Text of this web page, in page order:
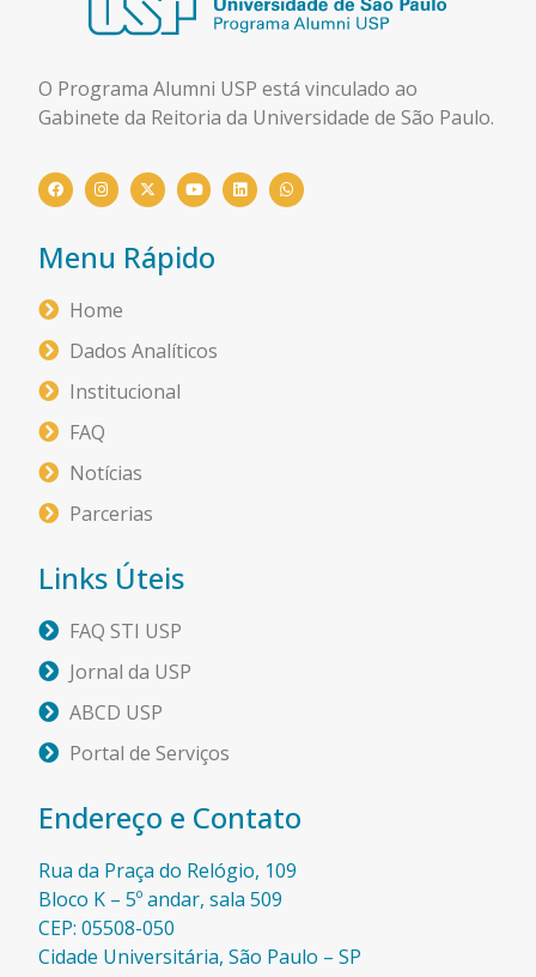
O Programa Alumni USP está vinculado ao
Gabinete da Reitoria da Universidade de São Paulo.
Menu Rápido
Home
Dados Analíticos
Institucional
FAQ
Notícias
Parcerias
Links Úteis
FAQ STI USP
Jornal da USP
ABCD USP
Portal de Serviços
Endereço e Contato
Rua da Praça do Relógio, 109
Bloco K – 5º andar, sala 509
CEP: 05508-050
Cidade Universitária, São Paulo – SP​